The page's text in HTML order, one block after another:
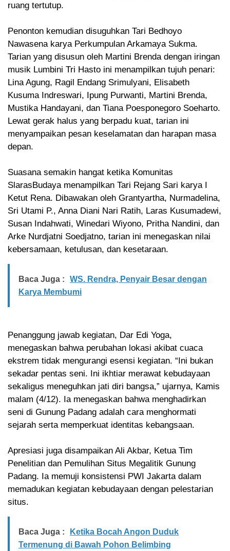
ruang tertutup.
Penonton kemudian disuguhkan Tari Bedhoyo
Nawasena karya Perkumpulan Arkamaya Sukma.
Tarian yang disusun oleh Martini Brenda dengan iringan
musik Lumbini Tri Hasto ini menampilkan tujuh penari:
Lina Agung, Ragil Endang Srimulyani, Elisabeth
Kusuma Indreswari, Ipung Purwanti, Martini Brenda,
Mustika Handayani, dan Tiana Poesponegoro Soeharto.
Lewat gerak halus yang berpadu kuat, tarian ini
menyampaikan pesan keselamatan dan harapan masa
depan.
Suasana semakin hangat ketika Komunitas
SlarasBudaya menampilkan Tari Rejang Sari karya I
Ketut Rena. Dibawakan oleh Grantyartha, Nurmadelina,
Sri Utami P., Anna Diani Nari Ratih, Laras Kusumadewi,
Susan Indahwati, Winedari Wiyono, Pritha Nandini, dan
Arke Nurdjatni Soedjatno, tarian ini menegaskan nilai
kebersamaan, ketulusan, dan kesetaraan.
Baca Juga :
WS. Rendra, Penyair Besar dengan
Karya Membumi
Penanggung jawab kegiatan, Dar Edi Yoga,
menegaskan bahwa perubahan lokasi akibat cuaca
ekstrem tidak mengurangi esensi kegiatan. “Ini bukan
sekadar pentas seni. Ini ikhtiar merawat kebudayaan
sekaligus meneguhkan jati diri bangsa,” ujarnya, Kamis
malam (4/12). Ia menegaskan bahwa menghadirkan
seni di Gunung Padang adalah cara menghormati
sejarah serta memperkuat identitas kebangsaan.
Apresiasi juga disampaikan Ali Akbar, Ketua Tim
Penelitian dan Pemulihan Situs Megalitik Gunung
Padang. Ia memuji konsistensi PWI Jakarta dalam
memadukan kegiatan kebudayaan dengan pelestarian
situs.
Baca Juga :
Ketika Bocah Angon Duduk
Termenung di Bawah Pohon Belimbing